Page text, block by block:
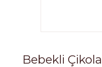
Bebekli